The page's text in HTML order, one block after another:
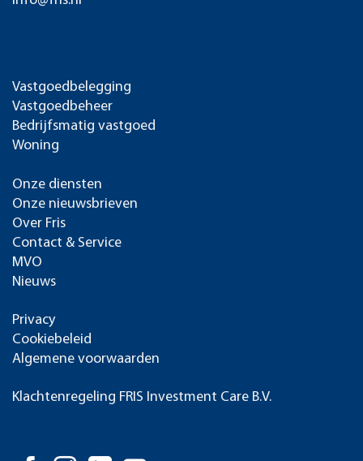
Vastgoedbelegging
Vastgoedbeheer
Bedrijfsmatig vastgoed
Woning
Onze diensten
Onze nieuwsbrieven
Over Fris
Contact & Service
MVO
Nieuws
Privacy
Cookiebeleid
Algemene voorwaarden
Klachtenregeling FRIS Investment Care B.V.